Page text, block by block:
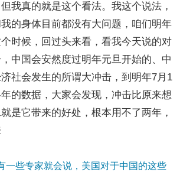
我真的就是这个看法。我这个说法，
的身体目前都没有大问题，咱们明年
时候，回过头来看，看我今天说的对
中国会安然度过明年元旦开始的、中
社会发生的所谓大冲击，到明年7月1
的数据，大家会发现，冲击比原来想
是它带来的好处，根本用不了两年，
一些专家就会说，美国对于中国的这些